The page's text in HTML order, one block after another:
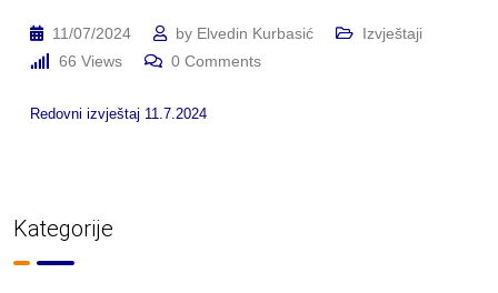
11/07/2024 by Elvedin Kurbasić
Izvještaji
66 Views 0 Comments
Redovni izvještaj 11.7.2024
Kategorije